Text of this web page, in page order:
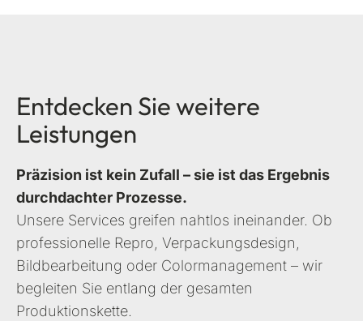
Entdecken Sie weitere
Leistungen
Präzision ist kein Zufall – sie ist das Ergebnis
durchdachter Prozesse.
Unsere Services greifen nahtlos ineinander. Ob
professionelle Repro, Verpackungsdesign,
Bildbearbeitung oder Colormanagement – wir
begleiten Sie entlang der gesamten
Produktionskette.